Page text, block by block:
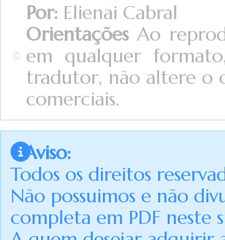
Por: Elienai Cabral
OrientaçõesAo
em qualquer
tradutor, não altere o
comerciais.
Aviso:
Todos os direitos
Não possuimos e não
completa em PDF neste